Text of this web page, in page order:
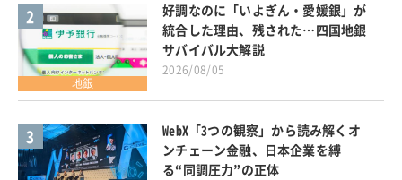
2
地銀
好調なのに「いよぎん・愛媛銀」が
統合した理由、残された…四国地銀
サバイバル大解説
2026/08/05
3
WebX「3つの観察」から読み解くオ
ンチェーン金融、日本企業を縛
る“同調圧力”の正体